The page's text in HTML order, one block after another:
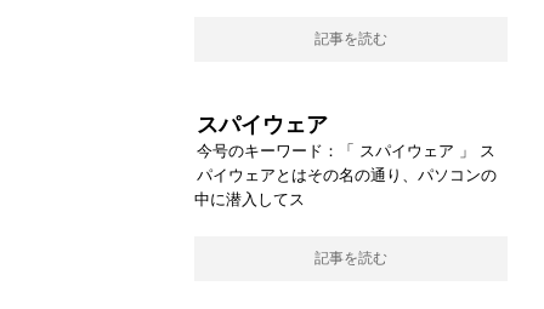
記事を読む
スパイウェア
今号のキーワード：「 スパイウェア 」 ス
パイウェアとはその名の通り、パソコンの
中に潜入してス
記事を読む